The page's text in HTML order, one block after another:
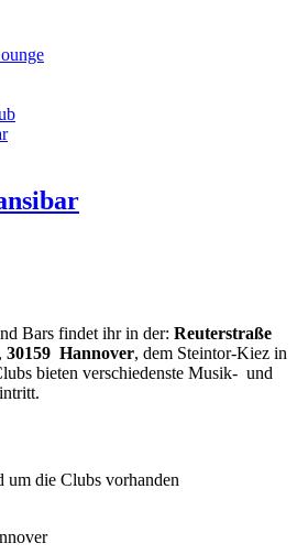
Bars findet ihr in der: Reuterstraße
, 30159 Hannover, dem Steintor-Kiez in
bieten verschiedenste Musik- und
um die Clubs vorhanden